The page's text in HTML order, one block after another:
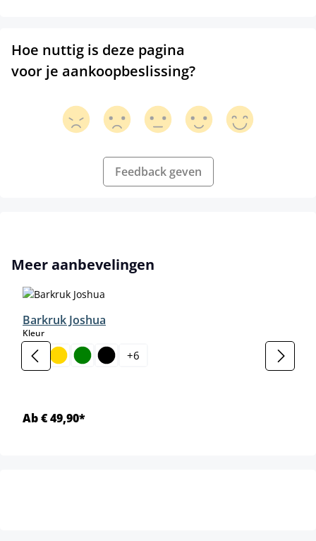
Hoe nuttig is deze pagina
voor je aankoopbeslissing?
Feedback geven
Productgalerij overslaan
Meer aanbevelingen
Barkruk Joshua
Kleurselect
+6
Ab € 49,90*